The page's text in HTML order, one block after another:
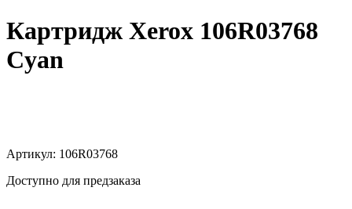
Картридж Xerox 106R03768
Cyan
Артикул: 106R03768
Доступно для предзаказа